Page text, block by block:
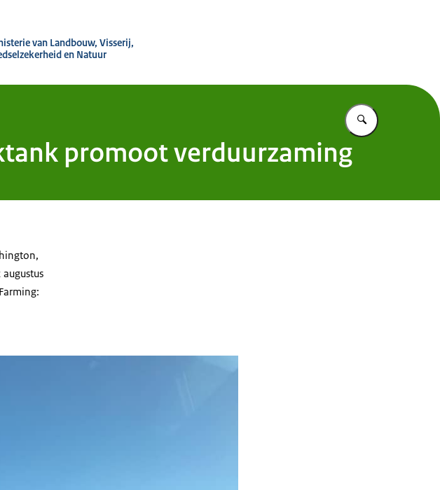
van Landbouw, Visserij,
en Natuur
Vul in wat u
promoot verduurzaming